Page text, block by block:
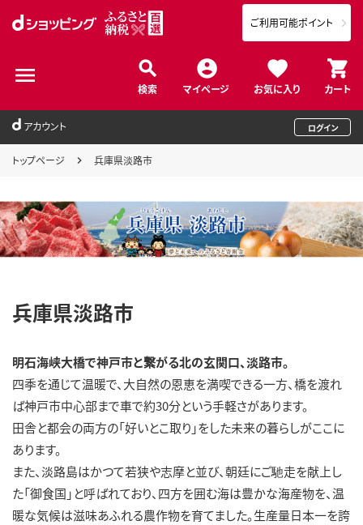
検索 マイページ お気に入り カート
ご利用可能ポイント
アカウント ログイン
トップページ 兵庫県淡路市
兵庫県淡路市
明石海峡大橋で神戸市と繋がる北の玄関口、淡路市。
四季を通じて温暖で、大自然の恩恵を満喫できる一方、橋を渡れ
ば神戸市中心部まで車で約30分という手軽さがあります。
田舎と都会の両方の「好いとこ取り」をした未来の暮らしがここに
あります。
また、淡路島はかつて若狭や志摩と並び、朝廷にご馳走を献上し
た「御食国」と呼ばれており、四方を囲む海は豊かな海産物を、温
暖な気候は滋味あふれる農作物を育てました。生産量日本一を誇